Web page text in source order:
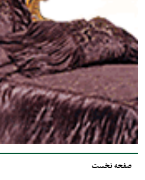
صفحه نخست